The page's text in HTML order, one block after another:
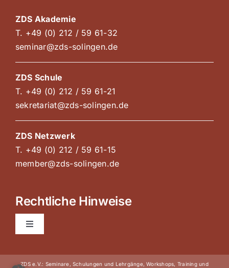
ZDS Akademie
T. +49 (0) 212 / 59 61-32
seminar@zds-solingen.de
ZDS Schule
T. +49 (0) 212 / 59 61-21
sekretariat@zds-solingen.de
ZDS Netzwerk
T. +49 (0) 212 / 59 61-15
member@zds-solingen.de
Rechtliche Hinweise
Toggle
ZDS e.V.: Seminare, Schulungen und Lehrgänge, Workshops, Training und